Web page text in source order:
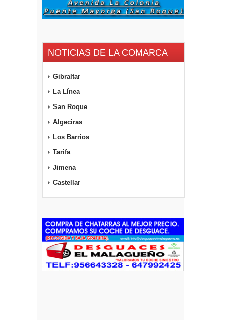
NOTICIAS DE LA COMARCA
Gibraltar
La Línea
San Roque
Algeciras
Los Barrios
Tarifa
Jimena
Castellar